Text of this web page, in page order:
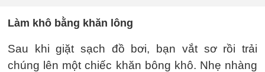
Làm khô bằng khăn lông
Sau khi giặt sạch đồ bơi, bạn vắt sơ rồi trải
chúng lên một chiếc khăn bông khô. Nhẹ nhàng